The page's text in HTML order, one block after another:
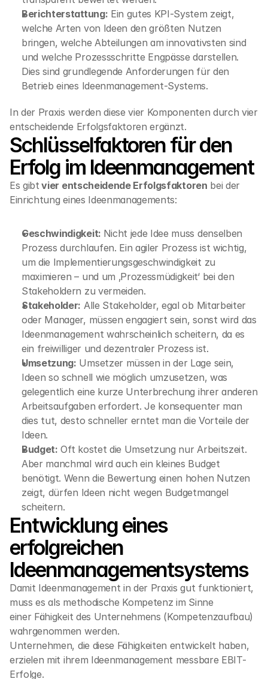
Berichterstattung: Ein gutes KPI-System zeigt,
welche Arten von Ideen den größten Nutzen
bringen, welche Abteilungen am innovativsten sind
und welche Prozessschritte Engpässe darstellen.
Dies sind grundlegende Anforderungen für den
Betrieb eines Ideenmanagement-Systems.
In der Praxis werden diese vier Komponenten durch vier
entscheidende Erfolgsfaktoren ergänzt.
Schlüsselfaktoren für den
Erfolg im Ideenmanagement
Es gibt vier entscheidende Erfolgsfaktoren bei der
Einrichtung eines Ideenmanagements:
Geschwindigkeit: Nicht jede Idee muss denselben
Prozess durchlaufen. Ein agiler Prozess ist wichtig,
um die Implementierungsgeschwindigkeit zu
maximieren – und um ‚Prozessmüdigkeit‘ bei den
Stakeholdern zu vermeiden.
Stakeholder: Alle Stakeholder, egal ob Mitarbeiter
oder Manager, müssen engagiert sein, sonst wird das
Ideenmanagement wahrscheinlich scheitern, da es
ein freiwilliger und dezentraler Prozess ist.
Umsetzung: Umsetzer müssen in der Lage sein,
Ideen so schnell wie möglich umzusetzen, was
gelegentlich eine kurze Unterbrechung ihrer anderen
Arbeitsaufgaben erfordert. Je konsequenter man
dies tut, desto schneller erntet man die Vorteile der
Ideen.
Budget: Oft kostet die Umsetzung nur Arbeitszeit.
Aber manchmal wird auch ein kleines Budget
benötigt. Wenn die Bewertung einen hohen Nutzen
zeigt, dürfen Ideen nicht wegen Budgetmangel
scheitern.
Entwicklung eines
erfolgreichen
Ideenmanagementsystems
Damit Ideenmanagement in der Praxis gut funktioniert,
muss es als methodische Kompetenz im Sinne
einer Fähigkeit des Unternehmens (Kompetenzaufbau)
wahrgenommen werden.
Unternehmen, die diese Fähigkeiten entwickelt haben,
erzielen mit ihrem Ideenmanagement messbare EBIT-
Erfolge.